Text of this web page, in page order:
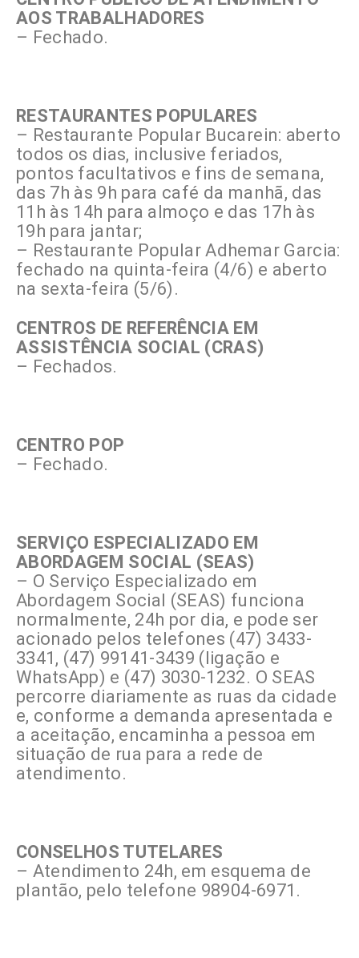
AOS TRABALHADORES
– Fechado.
RESTAURANTES POPULARES
– Restaurante Popular Bucarein: aberto
todos os dias, inclusive feriados,
pontos facultativos e fins de semana,
das 7h às 9h para café da manhã, das
11h às 14h para almoço e das 17h às
19h para jantar;
– Restaurante Popular Adhemar Garcia:
fechado na quinta-feira (4/6) e aberto
na sexta-feira (5/6).
CENTROS DE REFERÊNCIA EM
ASSISTÊNCIA SOCIAL (CRAS)
– Fechados.
CENTRO POP
– Fechado.
SERVIÇO ESPECIALIZADO EM
ABORDAGEM SOCIAL (SEAS)
– O Serviço Especializado em
Abordagem Social (SEAS) funciona
normalmente, 24h por dia, e pode ser
acionado pelos telefones (47) 3433-
3341, (47) 99141-3439 (ligação e
WhatsApp) e (47) 3030-1232. O SEAS
percorre diariamente as ruas da cidade
e, conforme a demanda apresentada e
a aceitação, encaminha a pessoa em
situação de rua para a rede de
atendimento.
CONSELHOS TUTELARES
– Atendimento 24h, em esquema de
plantão, pelo telefone 98904-6971.